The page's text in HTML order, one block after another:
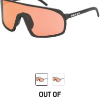
OUT OF